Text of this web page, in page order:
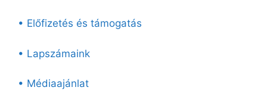
• Előfizetés és támogatás
• Lapszámaink
• Médiaajánlat